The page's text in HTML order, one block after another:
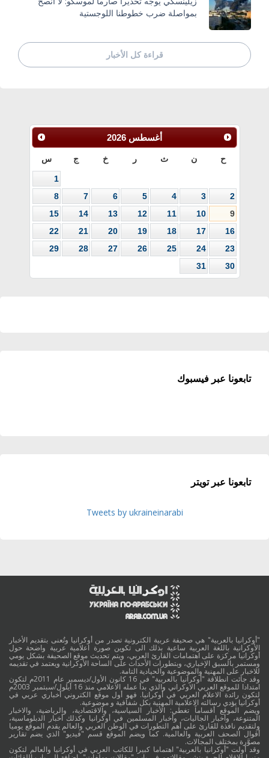
بمواصلة ضرب خطوطنا اللوجستية
قراءة كل الأخبار
أغسطس 2026
ح ن ث ر خ ج س
1
2
3
4
5
6
7
8
9
10
11
12
13
14
15
16
17
18
19
20
21
22
23
24
25
26
27
28
29
30
31
تابعونا عبر فيسبوك
تابعونا عبر تويتر
Tweets by ukraineinarabi
"أوكرانيا بالعربية" هي صحيفة عربية الكترونية تصدر من أوكرانيا وتُعنى بتقديم الأخبار
الأوكرانية باللغة العربية ساعية بذلك الى تكوين صورة اعلامية عربية واضحة حول
أوكرانيا مركزة على اهتمامات القارئ العربي، ويتم تحديث موقع الصحيفة بشكل يومي
ومستمر بالسبق الإخباري، وبتطورات الأحداث على الساحة الأوكرانية ويعتمد في تقديمه
للاخبار على المهنية والموضوعية والحيادية التامة.
وقد جائت انطلاقة "أوكرانيا بالعربية" في 16 كانون الأول/ديسمبر عام 2011م لتكون
امتدادا للموقع العربي الاوكراني والذي بدأ عمله الاعلامي منذ 16 أيلول/سبتمبر 2003م
لتكون رائدة الاعلام العربي في أوكرانيا. فهو أول موقع الكتروني أخباري عربي في
أوكرانيا يؤدي رسالته الاعلامية المهنية بكل شفافية و موضوعية.
ويضم الموقع أقساماً تغطي: الأخبار السياسية، والاقتصادية، والرياضية، والاخبار
المتنوعة، وأخبار الجاليات، وأخبار المسلمين في أوكرانيا وكذلك أخبار الدبلوماسية،
ولتقديم نافذة للقارئ على أهم التطورات في الوطن العربي والعالم يقدم الموقع يوميا
أقوال الصحف العربية والعالمية. كما ويضم الموقع قسم "فيديو" الذي يضم تقارير
مصوَّرة بمختلف المجالات.
وقد أولت "أوكرانيا بالعربية" اهتماما كبيرا للكاتب العربي في أوكرانيا والعالم لتكون